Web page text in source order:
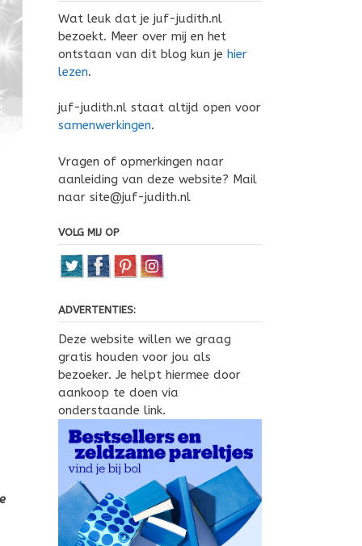
Wat leuk dat je juf-judith.nl
bezoekt. Meer over mij en het
ontstaan van dit blog kun je hier
lezen.
juf-judith.nl staat altijd open voor
samenwerkingen.
Vragen of opmerkingen naar
aanleiding van deze website? Mail
naar site@juf-judith.nl
VOLG MIJ OP
ADVERTENTIES:
Deze website willen we graag
gratis houden voor jou als
bezoeker. Je helpt hiermee door
aankoop te doen via
onderstaande link.